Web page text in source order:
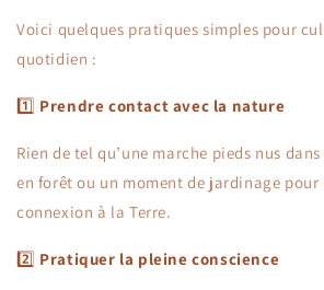
Voici quelques pratiques simples pour
quotidien :
1️⃣ Prendre contact avec la nature
Rien de tel qu’une marche pieds nus
en forêt ou un moment de jardinage pour
connexion à la Terre.
2️⃣ Pratiquer la pleine conscience